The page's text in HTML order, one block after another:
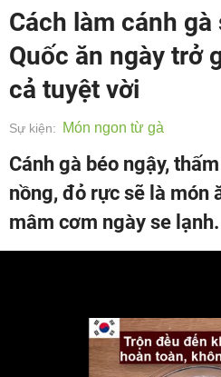
Cách làm cánh gà
Quốc ăn ngày trở
cả tuyệt vời
Sự kiện: Món ngon từ gà
Cánh gà béo ngậy,
nồng, đỏ rực sẽ là món
mâm cơm ngày se lạnh.